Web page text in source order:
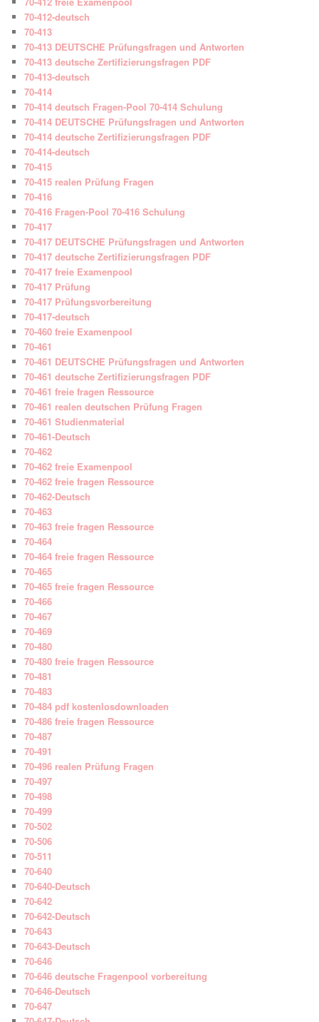
70-412-deutsch
70-413
70-413 DEUTSCHE Prüfungsfragen und Antworten
70-413 deutsche Zertifizierungsfragen PDF
70-413-deutsch
70-414
70-414 deutsch Fragen-Pool 70-414 Schulung
70-414 DEUTSCHE Prüfungsfragen und Antworten
70-414 deutsche Zertifizierungsfragen PDF
70-414-deutsch
70-415
70-415 realen Prüfung Fragen
70-416
70-416 Fragen-Pool 70-416 Schulung
70-417
70-417 DEUTSCHE Prüfungsfragen und Antworten
70-417 deutsche Zertifizierungsfragen PDF
70-417 freie Examenpool
70-417 Prüfung
70-417 Prüfungsvorbereitung
70-417-deutsch
70-460 freie Examenpool
70-461
70-461 DEUTSCHE Prüfungsfragen und Antworten
70-461 deutsche Zertifizierungsfragen PDF
70-461 freie fragen Ressource
70-461 realen deutschen Prüfung Fragen
70-461 Studienmaterial
70-461-Deutsch
70-462
70-462 freie Examenpool
70-462 freie fragen Ressource
70-462-Deutsch
70-463
70-463 freie fragen Ressource
70-464
70-464 freie fragen Ressource
70-465
70-465 freie fragen Ressource
70-466
70-467
70-469
70-480
70-480 freie fragen Ressource
70-481
70-483
70-484 pdf kostenlosdownloaden
70-486 freie fragen Ressource
70-487
70-491
70-496 realen Prüfung Fragen
70-497
70-498
70-499
70-502
70-506
70-511
70-640
70-640-Deutsch
70-642
70-642-Deutsch
70-643
70-643-Deutsch
70-646
70-646 deutsche Fragenpool vorbereitung
70-646-Deutsch
70-647